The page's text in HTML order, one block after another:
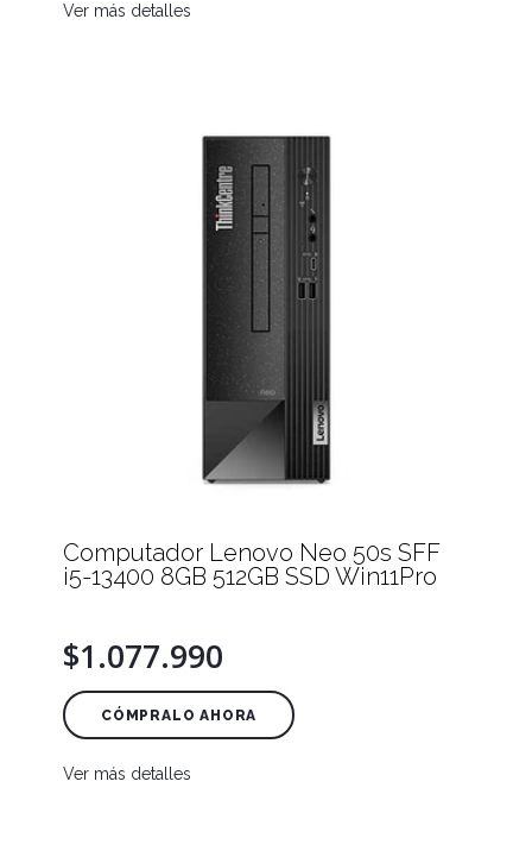
Ver más detalles
Computador Lenovo Neo 50s SFF
i5-13400 8GB 512GB SSD Win11Pro
$1.077.990
CÓMPRALO AHORA
Ver más detalles